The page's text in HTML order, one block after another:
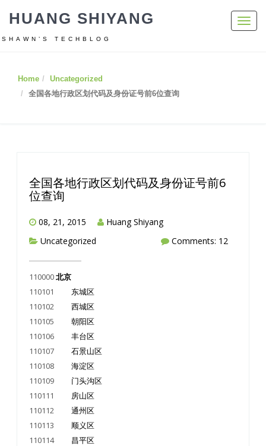
HUANG SHIYANG
SHAWN’S TECHBLOG
Home
Uncategorized
全国各地行政区划代码及身份证号前6位查询
全国各地行政区划代码及身份证号前6
位查询
08, 21, 2015
Huang Shiyang
Uncategorized
Comments: 12
110000 北京
110101 东城区
110102 西城区
110105 朝阳区
110106 丰台区
110107 石景山区
110108 海淀区
110109 门头沟区
110111 房山区
110112 通州区
110113 顺义区
110114 昌平区